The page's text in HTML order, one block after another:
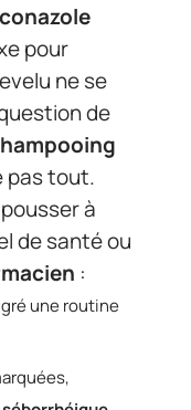
pour
ne se
de
pas tout.
à
de santé ou
:
une routine